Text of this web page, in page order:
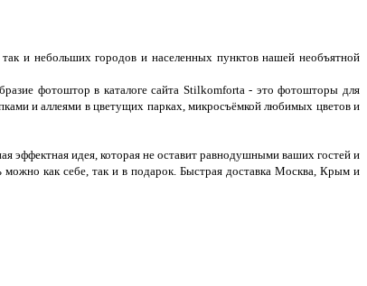
и небольших городов и населенных пунктов нашей необъятной
фотоштор в каталоге сайта Stilkomforta - это фотошторы для
и аллеями в цветущих парках, микросъёмкой любимых цветов и
эффектная идея, которая не оставит равнодушными ваших гостей и
как себе, так и в подарок. Быстрая доставка Москва, Крым и